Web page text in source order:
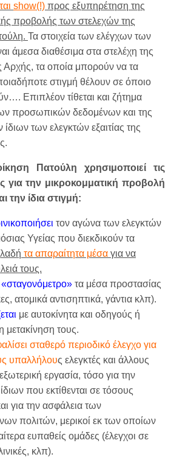
show(!) προς εξυπηρέτηση της
προβολής των στελεχών της
Τα στοιχεία των ελέγχων των
άμεσα διαθέσιμα στα στελέχη της
Αρχής, τα οποία μπορούν να τα
στιγμή θέλουν σε όποιο
Επιπλέον τίθεται και ζήτημα
προσωπικών δεδομένων και της
ίδιων των ελεγκτών εξαιτίας της
Πατούλη χρησιμοποιεί τις
για την μικροκομματική προβολή
την ίδια στιγμή:
τον αγώνα των ελεγκτών
Υγείας που διεκδικούν τα
τα απαραίτητα μέσα για να
τους.
«σταγονόμετρο» τα μέσα προστασίας
ατομικά αντισηπτικά, γάντια κλπ).
με αυτοκίνητα και οδηγούς ή
τους.
σταθερό περιοδικό έλεγχο για
υπαλλήλους ελεγκτές και άλλους
εργασία, τόσο για την
που εκτίθενται σε τόσους
για την ασφάλεια των
πολιτών, μερικοί εκ των οποίων
ευπαθείς ομάδες (έλεγχοι σε
κλπ).